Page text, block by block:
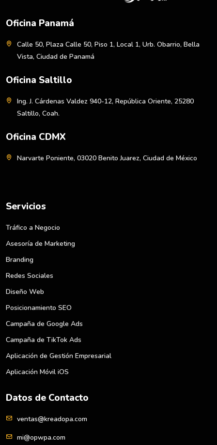
Oficina Panamá
Calle 50, Plaza Calle 50, Piso 1, Local 1, Urb. Obarrio, Bella
Vista, Ciudad de Panamá
Oficina Saltillo
Ing. J. Cárdenas Valdez 940-12, República Oriente, 25280
Saltillo, Coah.
Oficina CDMX
Narvarte Poniente, 03020 Benito Juarez, Ciudad de México
Servicios
Tráfico a Negocio
Asesoría de Marketing
Branding
Redes Sociales
Diseño Web
Posicionamiento SEO
Campaña de Google Ads
Campaña de TikTok Ads
Aplicación de Gestión Empresarial
Aplicación Móvil iOS
Datos de Contacto
ventas@kreadopa.com
mi@opwpa.com